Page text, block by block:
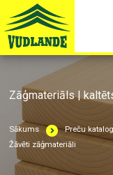
Zāģmateriāls |
Sākums Preču
Žāvēti zāģmateriāli